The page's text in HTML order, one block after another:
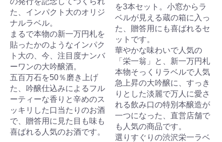
た、インパクト大のオリジ
ナルラベル。
まるで本物の新一万円札を
貼ったかのようなインパク
ト大の、今、注目度ナンバ
ーワンの大吟醸酒。
五百万石を50％磨き上げ
た、吟醸仕込みによるフル
ーティーな香りと辛めのス
ッキリした口当たりのお酒
で、贈答用に見た目も味も
喜ばれる人気のお酒です。
を3本セット。小窓からラ
ベルが見える蔵の箱に入っ
た、贈答用にも喜ばれるセ
ットです。
華やかな味わいで人気の
「栄一翁」と、新一万円札
本物そっくりラベルで人気
急上昇の大吟醸に、すっき
りとした淡麗で万人に愛さ
れる飲み口の特別本醸造が
一つになった、直営店舗で
も人気の商品です。
選りすぐりの渋沢栄一ラベ